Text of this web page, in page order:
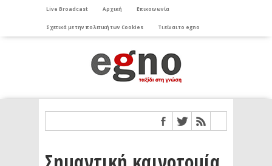
Live Broadcast Αρχική Επικοινωνία
Σχετικά με την πολιτική των Cookies Τι είναι το egno